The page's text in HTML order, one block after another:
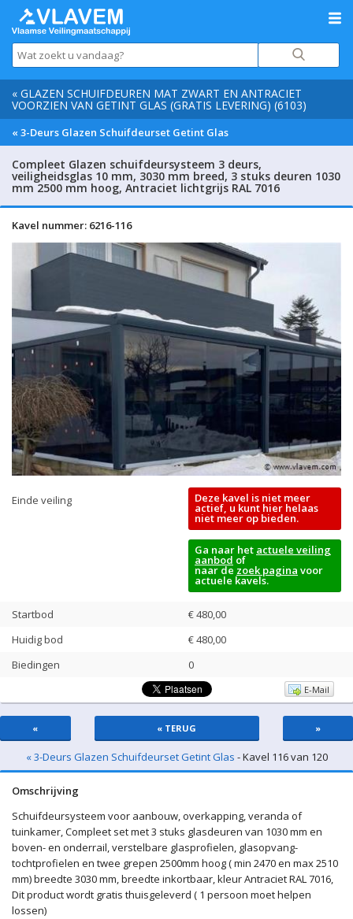
« GLAZEN SCHUIFDEUREN MAT ZWART EN ANTRACIET
VOORZIEN VAN GETINT GLAS (GRATIS LEVERING) (6103)
« 3-Deurs Glazen Schuifdeurset Getint Glas
Compleet Glazen schuifdeursysteem 3 deurs,
veiligheidsglas 10 mm, 3030 mm breed, 3 stuks deuren 1030
mm 2500 mm hoog, Antraciet lichtgrijs RAL 7016
Kavel nummer: 6216-116
Einde veiling Deze kavel is niet meer
actief, u kunt hier helaas
niet meer op bieden.
Ga naar het actuele veiling
aanbod of
naar de zoek pagina voor
actuele kavels.
Startbod
€ 480,00
Huidig bod
€480,00
Biedingen
0
E-Mail
« « TERUG »
« 3-Deurs Glazen Schuifdeurset Getint Glas - Kavel 116 van 120
Omschrijving
Schuifdeursysteem voor aanbouw, overkapping, veranda of
tuinkamer, Compleet set met 3 stuks glasdeuren van 1030 mm en
boven- en onderrail, verstelbare glasprofielen, glasopvang-
tochtprofielen en twee grepen 2500mm hoog ( min 2470 en max 2510
mm) breedte 3030 mm, breedte inkortbaar, kleur Antraciet RAL 7016,
Dit product wordt gratis thuisgeleverd ( 1 persoon moet helpen
lossen)